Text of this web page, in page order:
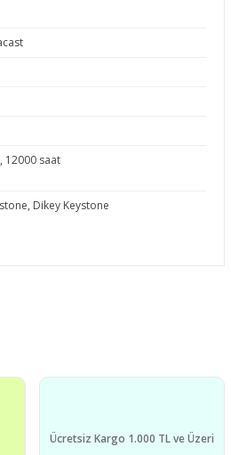
12000 saat
Dikey Keystone
noktaları öneri formunu
ederiz.
veya görüntülenemiyor.
bulunuyor.Ücretsiz Kargo 1.000 TL ve Üzeri